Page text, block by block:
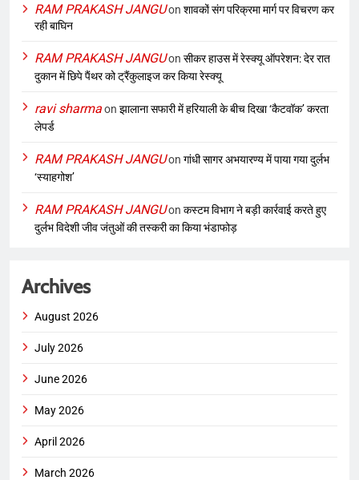
RAM PRAKASH JANGUon शावकों संग परिक्रमा मार्ग पर विचरण कर
रही बाघिन
RAM PRAKASH JANGUon सीकर हाउस में रेस्क्यू ऑपरेशन: देर रात
दुकान में छिपे पैंथर को ट्रैंकुलाइज कर किया रेस्क्यू
ravi sharmaon झालाना सफारी में हरियाली के बीच दिखा ‘कैटवॉक’ करता
लेपर्ड
RAM PRAKASH JANGUon गांधी सागर अभयारण्य में पाया गया दुर्लभ
‘स्याहगोश’
RAM PRAKASH JANGUon कस्टम विभाग ने बड़ी कार्रवाई करते हुए
दुर्लभ विदेशी जीव जंतुओं की तस्करी का किया भंडाफोड़
Archives
August 2026
July 2026
June 2026
May 2026
April 2026
March 2026